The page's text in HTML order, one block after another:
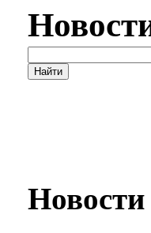
Новости